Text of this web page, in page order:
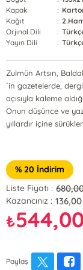
Kapak
:
Kağıt
:
Orjinal Dili
:
Yayın Dili
:
Zulmün Artsın,
´in gazetelerde,
açısıyla kaleme
Onun düşünce ve
yıllardır içine
% 20 İndirim
Liste Fiyatı :
Kazancınız : 136,00
₺544,00
Paylaş